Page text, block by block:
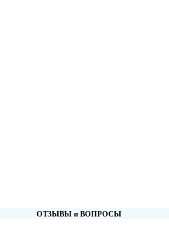
ОТЗЫВЫ и ВОПРОСЫ